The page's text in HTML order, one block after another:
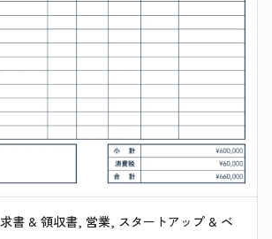
書 & 領収書, 営業, スタートアップ & ベ